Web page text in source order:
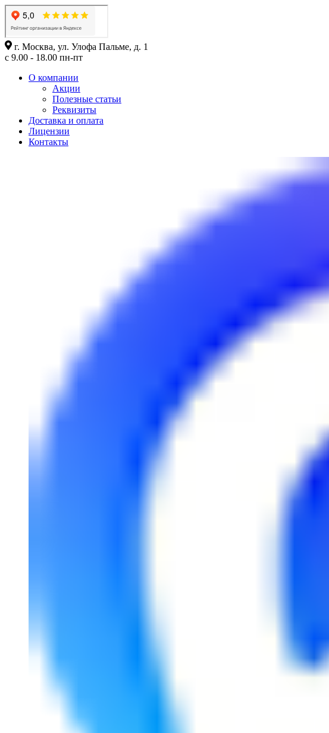
г. Москва, ул. Улофа Пальме, д. 1
с 9.00 - 18.00 пн-пт
О компании
Акции
Полезные статьи
Реквизиты
Доставка и оплата
Лицензии
Контакты